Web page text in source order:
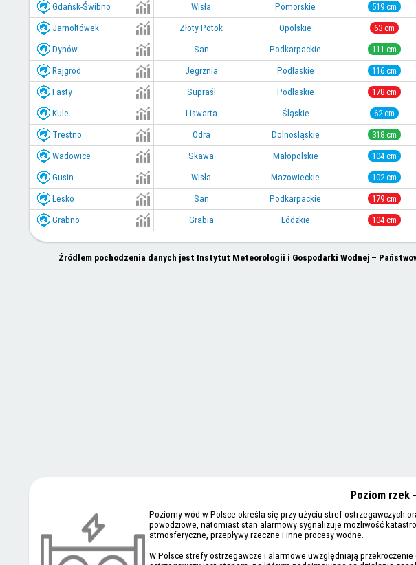
Gdańsk-Świbno Wisła Pomorskie 519 cm
Jarnołtówek Złoty Potok Opolskie 63 cm
Dynów San Podkarpackie 111 cm
Rajgród Jegrznia Podlaskie 116 cm
Fasty Supraśl Podlaskie 178 cm
Kule Liswarta Śląskie 62 cm
Trestno Odra Dolnośląskie 318 cm
Wadowice Skawa Małopolskie 104 cm
Gusin Wisła Mazowieckie 102 cm
Lesko San Podkarpackie 179 cm
Grabno Grabia Łódzkie 104 cm
Źródłem pochodzenia danych jest Instytut Meteorologii i Gospodarki Wodnej –
Poziom rzek
Poziomy wód w Polsce określa się przy użyciu stref ostrzegawczych
powodziowe, natomiast stan alarmowy sygnalizuje możliwość
atmosferyczne, przepływy rzeczne i inne procesy wodne.
W Polsce strefy ostrzegawcze i alarmowe uwzględniają